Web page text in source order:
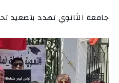
جامعة الثانوي تهدد بتصعيد